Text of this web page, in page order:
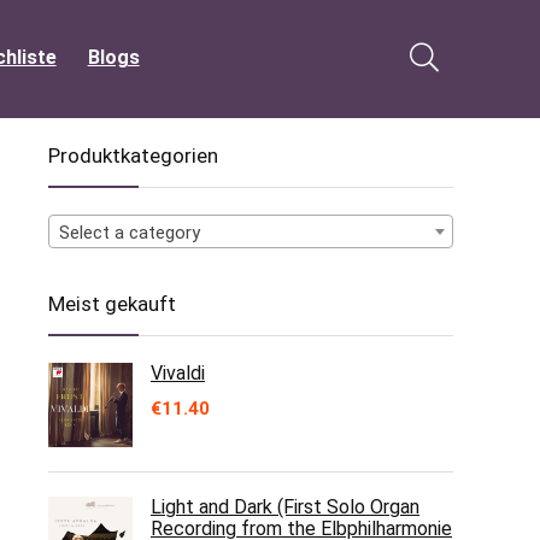
Blogs
Produktkategorien
Select a category
Meist gekauft
Vivaldi
€11.40
Light and Dark (First Solo Organ
Recording from the Elbphilharmonie